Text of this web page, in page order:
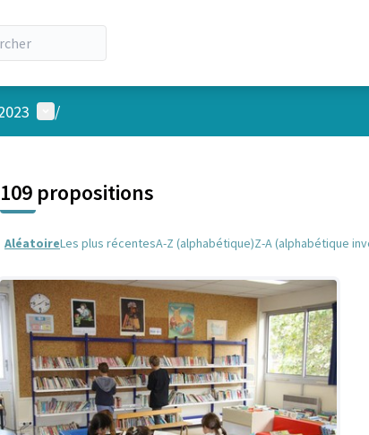
Menu utilisateur
/
109 propositions
AléatoireLes plus récentesA-Z (alphabétique)Z-A (alphabétique